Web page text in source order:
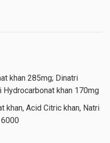
khan 285mg; Dinatri
Hydrocarbonat khan 170mg
khan, Acid Citric khan, Natri
6000